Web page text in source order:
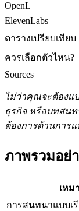
OpenL
ElevenLabs
ตารางเปรียบเทียบ
ควรเลือกตัวไหน?
Sources
ไม่ว่าคุณจะต้องแ
ธุรกิจ หรือบทสน
ต้องการด้านการแ
ภาพรวมอย่
เหม
การสนทนาแบบเ